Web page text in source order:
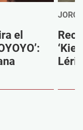
el